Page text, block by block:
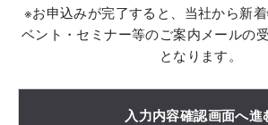
※お申込みが完了すると、当社から新
ベント・セミナー等のご案内メールの
となります。